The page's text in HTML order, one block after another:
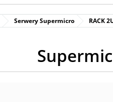
Serwery Supermicro RACK